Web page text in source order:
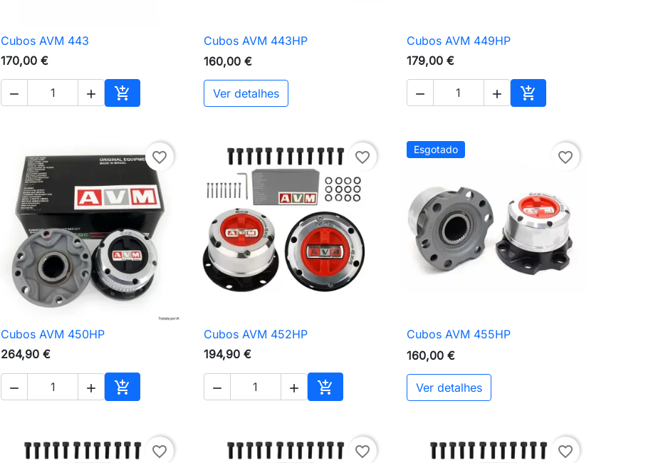
 Vista rápida
Cubos AVM 443
170,00 €
  
Adicionar ao carrinho
 Vista rápida
Cubos AVM 443HP
160,00 €
Ver detalhes
 Vista rápida
Cubos AVM 449HP
179,00 €
  
Adicionar ao carrinho
favorite_border
 Vista rápida
Cubos AVM 450HP
264,90 €
  
Adicionar ao carrinho
favorite_border
 Vista rápida
Cubos AVM 452HP
194,90 €
  
Adicionar ao carrinho
Esgotado favorite_border
 Vista rápida
Cubos AVM 455HP
160,00 €
Ver detalhes
favorite_border favorite_border favorite_border